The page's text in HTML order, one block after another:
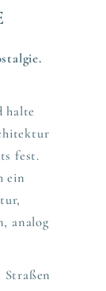
halte
fest.
ein
analog
Straßen